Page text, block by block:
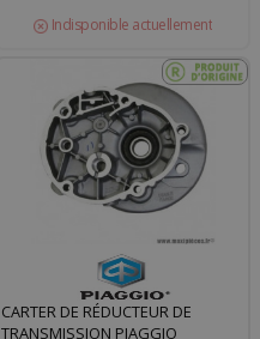
Indisponible actuellement
CARTER DE RÉDUCTEUR DE
TRANSMISSION PIAGGIO